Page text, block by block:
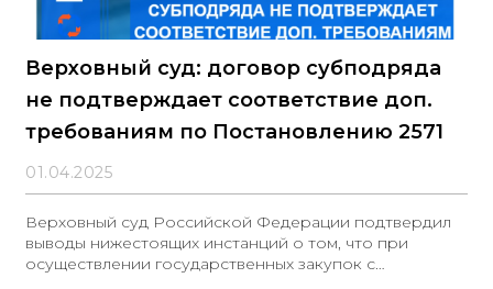
Верховный суд: договор субподряда
не подтверждает соответствие доп.
требованиям по Постановлению 2571
01.04.2025
Верховный суд Российской Федерации подтвердил
выводы нижестоящих инстанций о том, что при
осуществлении государственных закупок с